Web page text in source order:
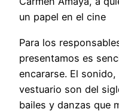
un papel en el cine
Para los
presentamos es
encararse. El
vestuario son del
bailes y danzas que